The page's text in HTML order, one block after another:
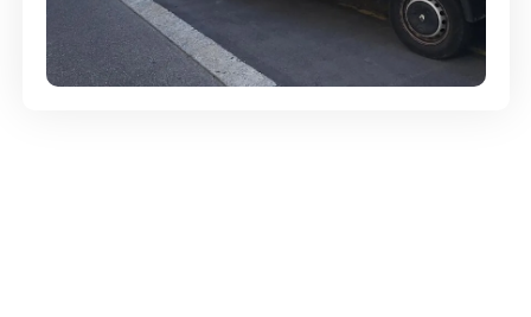
Günstige Umzüge - Hervorragender
Service